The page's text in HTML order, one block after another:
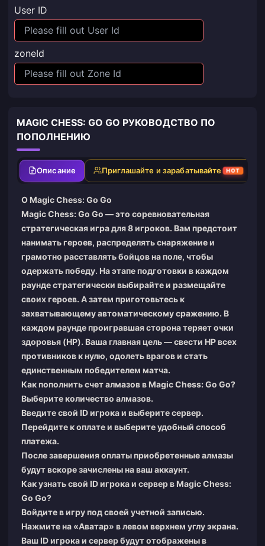
User ID
zoneId
MAGIC CHESS: GO GO РУКОВОДСТВО ПО
ПОПОЛНЕНИЮ
Описание Приглашайте и зарабатывайте HOT
О Magic Chess: Go Go
Magic Chess: Go Go — это соревновательная
стратегическая игра для 8 игроков. Вам предстоит
нанимать героев, распределять снаряжение и
грамотно расставлять бойцов на поле, чтобы
одержать победу. На этапе подготовки в каждом
раунде стратегически выбирайте и размещайте
своих героев. А затем приготовьтесь к
захватывающему автоматическому сражению. В
каждом раунде проигравшая сторона теряет очки
здоровья (HP). Ваша главная цель — свести HP всех
противников к нулю, одолеть врагов и стать
единственным победителем матча.
Как пополнить счет алмазов в Magic Chess: Go Go?
Выберите количество алмазов.
Введите свой ID игрока и выберите сервер.
Перейдите к оплате и выберите удобный способ
платежа.
После завершения оплаты приобретенные алмазы
будут вскоре зачислены на ваш аккаунт.
Как узнать свой ID игрока и сервер в Magic Chess:
Go Go?
Войдите в игру под своей учетной записью.
Нажмите на «Аватар» в левом верхнем углу экрана.
Ваш ID игрока и сервер будут отображены в